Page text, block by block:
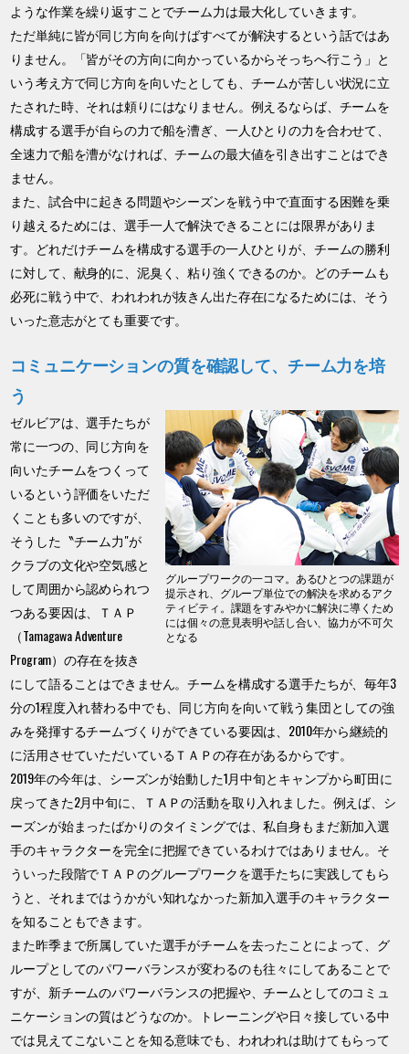
ような作業を繰り返すことでチーム力は最大化していきます。
ただ単純に皆が同じ方向を向けばすべてが解決するという話ではあ
りません。「皆がその方向に向かっているからそっちへ行こう」と
いう考え方で同じ方向を向いたとしても、チームが苦しい状況に立
たされた時、それは頼りにはなりません。例えるならば、チームを
構成する選手が自らの力で船を漕ぎ、一人ひとりの力を合わせて、
全速力で船を漕がなければ、チームの最大値を引き出すことはでき
ません。
また、試合中に起きる問題やシーズンを戦う中で直面する困難を乗
り越えるためには、選手一人で解決できることには限界がありま
す。どれだけチームを構成する選手の一人ひとりが、チームの勝利
に対して、献身的に、泥臭く、粘り強くできるのか。どのチームも
必死に戦う中で、われわれが抜きん出た存在になるためには、そう
いった意志がとても重要です。
コミュニケーションの質を確認して、チーム力を培
う
グループワークの一コマ。あるひとつの課題が
提示され、グループ単位での解決を求めるアク
ティビティ。課題をすみやかに解決に導くため
には個々の意見表明や話し合い、協力が不可欠
となる
ゼルビアは、選手たちが
常に一つの、同じ方向を
向いたチームをつくって
いるという評価をいただ
くことも多いのですが、
そうした〝チーム力″が
クラブの文化や空気感と
して周囲から認められつ
つある要因は、ＴＡＰ
（Tamagawa Adventure
Program）の存在を抜き
にして語ることはできません。チームを構成する選手たちが、毎年3
分の1程度入れ替わる中でも、同じ方向を向いて戦う集団としての強
みを発揮するチームづくりができている要因は、2010年から継続的
に活用させていただいているＴＡＰの存在があるからです。
2019年の今年は、シーズンが始動した1月中旬とキャンプから町田に
戻ってきた2月中旬に、ＴＡＰの活動を取り入れました。例えば、シ
ーズンが始まったばかりのタイミングでは、私自身もまだ新加入選
手のキャラクターを完全に把握できているわけではありません。そ
ういった段階でＴＡＰのグループワークを選手たちに実践してもら
うと、それまではうかがい知れなかった新加入選手のキャラクター
を知ることもできます。
また昨季まで所属していた選手がチームを去ったことによって、グ
ループとしてのパワーバランスが変わるのも往々にしてあることで
すが、新チームのパワーバランスの把握や、チームとしてのコミュ
ニケーションの質はどうなのか。トレーニングや日々接している中
では見えてこないことを知る意味でも、われわれは助けてもらって